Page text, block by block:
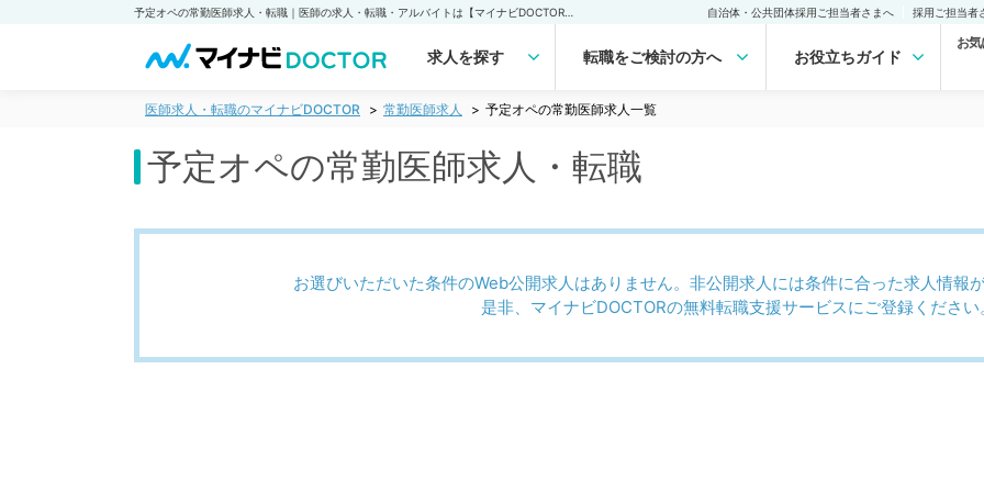
自治体・公共団体採用ご担当者さまへ 採用ご担当者
求人を探す 転職をご検討の方へ お役立ちガイド
お
医師求人・転職のマイナビDOCTOR 常勤医師求人 予定オペの常勤医師求人一覧
予定オペの常勤医師求人・転職
お選びいただいた条件のWeb公開求人はありません。非公開求人には条件に合った求人情報
是非、マイナビDOCTORの無料転職支援サービスにご登録ください